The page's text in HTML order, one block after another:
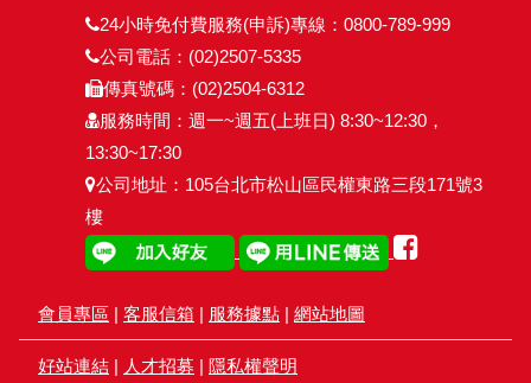
24小時免付費服務(申訴)專線：0800-789-999
公司電話：(02)2507-5335
傳真號碼：(02)2504-6312
服務時間：週一~週五(上班日) 8:30~12:30，
13:30~17:30
公司地址：105台北市松山區民權東路三段171號3
樓
會員專區 | 客服信箱 | 服務據點 | 網站地圖
好站連結 | 人才招募 | 隱私權聲明